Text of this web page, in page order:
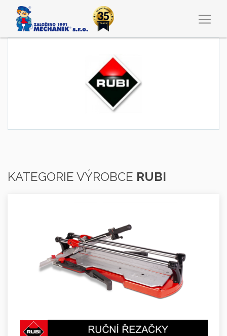
KATEGORIE VÝROBCE RUBI